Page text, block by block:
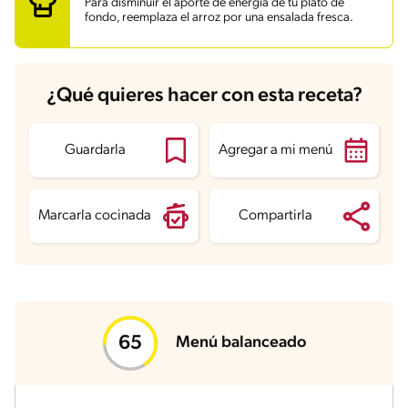
Grasas
11.4 g
5.2 g
Azúcares
Para disminuir el aporte de energía de tu plato de
fondo, reemplaza el arroz por una ensalada fresca.
¿Qué quieres hacer con esta receta?
Guardarla Agregar a mi menú
Marcarla cocinada Compartirla
Menú balanceado